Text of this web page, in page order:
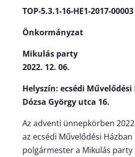
TOP-5.3.1-16-HE1-2017-00003
Önkormányzat
Mikulás party
2022. 12. 06.
Helyszín: ecsédi Művelődési
Dózsa György utca 16.
Az adventi ünnepkörben
az ecsédi Művelődési Házban
polgármester a Mikulás party